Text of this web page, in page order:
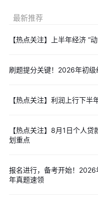
冲刺阶段(10-11 月)：复
🔥点击下
✅编辑推荐阅读：
2026年初级经济师10大
2026年初级经济师考试
2026年初级经济师报
预计7月22日-8月12日
最新推荐
【热点关注】上半年经济 “
刷题提分关键！2026年初
【热点关注】利润上行下
【热点关注】8月1日个人
划重点
报名进行，备考开始！
年真题速领